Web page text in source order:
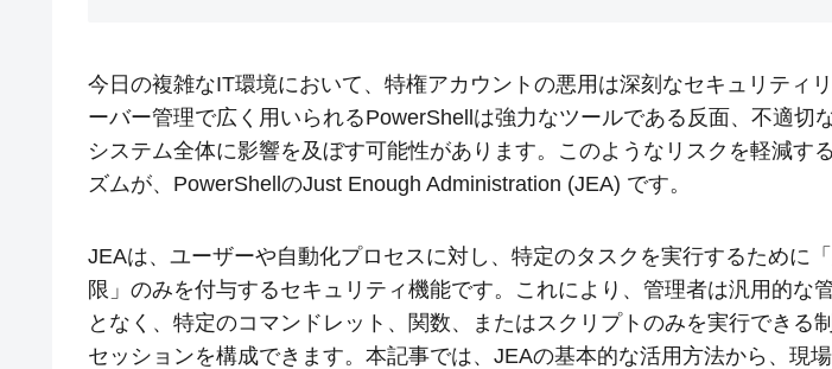
今日の複雑なIT環境において、特権アカウントの悪用は深刻なセキュリティ
ーバー管理で広く用いられるPowerShellは強力なツールである反面、不適切
システム全体に影響を及ぼす可能性があります。このようなリスクを軽減す
ズムが、PowerShellのJust Enough Administration (JEA) です。
JEAは、ユーザーや自動化プロセスに対し、特定のタスクを実行するために
限」のみを付与するセキュリティ機能です。これにより、管理者は汎用的な
となく、特定のコマンドレット、関数、またはスクリプトのみを実行できる
セッションを構成できます。本記事では、JEAの基本的な活用方法から、現場